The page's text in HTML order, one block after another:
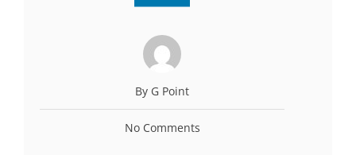
By G Point
No Comments